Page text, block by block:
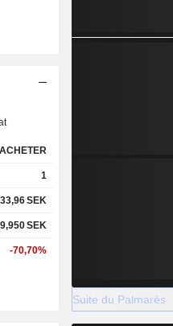
ACHETER
1
33,96SEK
9,950SEK
-70,70%
Suite du Palmarès